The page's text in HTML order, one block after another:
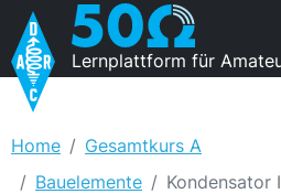
Lernplattform für
Home
Gesamtkurs A
Bauelemente
Kondensator